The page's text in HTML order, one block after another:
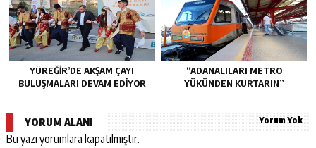
YÜREĞİR’DE AKŞAM ÇAYI
BULUŞMALARI DEVAM EDİYOR
“ADANALILARI METRO
YÜKÜNDEN KURTARIN”
YORUM ALANI Yorum Yok
Bu yazı yorumlara kapatılmıştır.